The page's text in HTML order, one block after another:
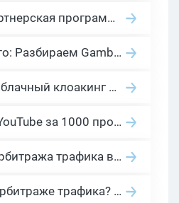
Partners 1win: партнерская программа казино в нише гемблинг арбитраж
2026 Гемблинг это: Разбираем Gambling вертикаль, и все что связано с гемблинг и беттинг офферами
Cloaking House: облачный клоакинг для фильтрации ботов FB и Google Ads — гайд PHP-интеграции 2026
Сколько платит YouTube за 1000 просмотров в 2026: реальные цифры от 0.5 до 36 USD по ГЕО
Нейросети для арбитража трафика в 2026: инструменты, кейсы и AI-медиабайеры
За что платят в арбитраже трафика? 30 моделей оплаты в бурж и СНГ партнерках